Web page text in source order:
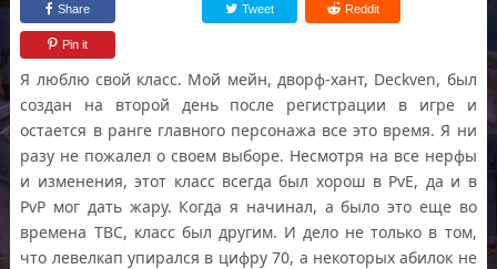
Share Tweet Reddit
Pin it
Я люблю свой класс. Мой мейн, дворф-хант, Deckven, был
создан на второй день после регистрации в игре и
остается в ранге главного персонажа все это время. Я ни
разу не пожалел о своем выборе. Несмотря на все нерфы
и изменения, этот класс всегда был хорош в PvE, да и в
PvP мог дать жару. Когда я начинал, а было это еще во
времена TBC, класс был другим. И дело не только в том,
что левелкап упирался в цифру 70, а некоторых абилок не